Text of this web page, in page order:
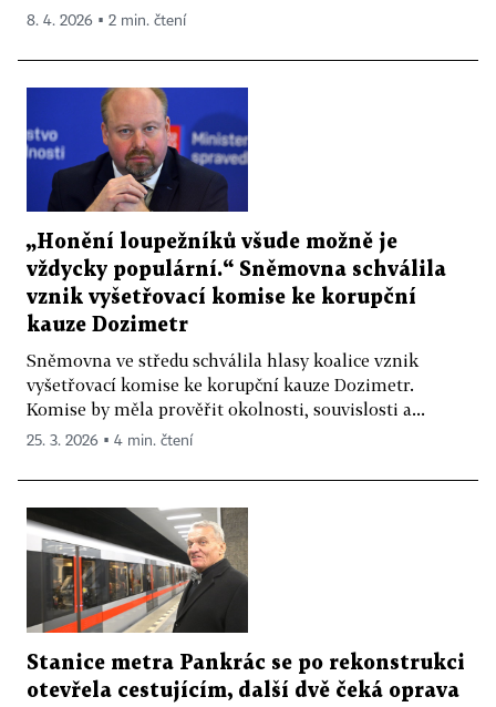
8. 4. 2026 ▪ 2 min. čtení
„Honění loupežníků všude možně je
vždycky populární.“ Sněmovna schválila
vznik vyšetřovací komise ke korupční
kauze Dozimetr
Sněmovna ve středu schválila hlasy koalice vznik
vyšetřovací komise ke korupční kauze Dozimetr.
Komise by měla prověřit okolnosti, souvislosti a...
25. 3. 2026 ▪ 4 min. čtení
Stanice metra Pankrác se po rekonstrukci
otevřela cestujícím, další dvě čeká oprava